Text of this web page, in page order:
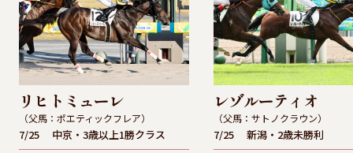
リヒトミューレ
（父馬：ポエティックフレア）
7/25 中京・3歳以上1勝クラス
レゾルーティオ
（父馬：サトノクラウン）
7/25 新潟・2歳未勝利